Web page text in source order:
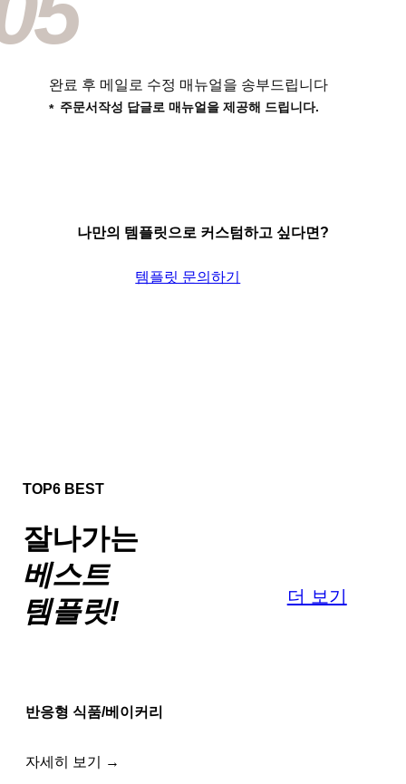
완료 후 메일로 수정 매뉴얼을 송부드립니다
주문서작성 답글로 매뉴얼을 제공해 드립니다.
나만의 템플릿으로 커스텀하고 싶다면?
템플릿 문의하기
TOP6 BEST
잘나가는
베스트
템플릿!
더 보기
반응형 식품/베이커리
자세히 보기 →